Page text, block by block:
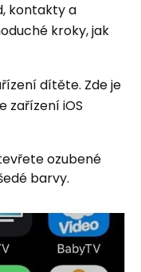
kontakty a
kroky, jak
dítěte. Zde je
zařízení iOS
ozubené
barvy.